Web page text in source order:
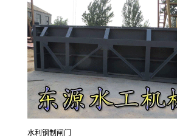
水利钢制闸门